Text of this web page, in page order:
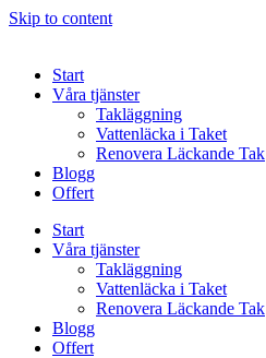
Skip to content
Start
Våra tjänster
Takläggning
Vattenläcka i Taket
Renovera Läckande Tak
Blogg
Offert
Start
Våra tjänster
Takläggning
Vattenläcka i Taket
Renovera Läckande Tak
Blogg
Offert